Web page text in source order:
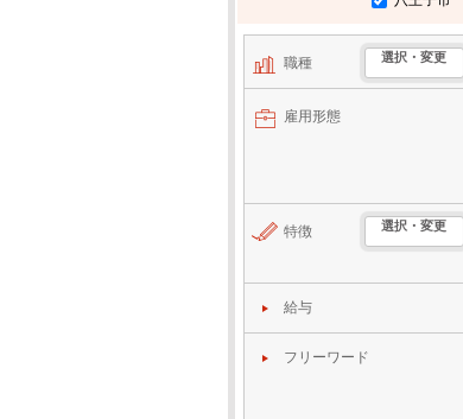
職種 選択・変更
雇用形態
特徴 選択・変更
給与
フリーワード